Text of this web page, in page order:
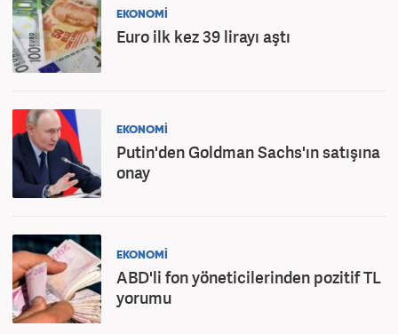
EKONOMİ
Euro ilk kez 39 lirayı aştı
EKONOMİ
Putin'den Goldman Sachs'ın satışına
onay
EKONOMİ
ABD'li fon yöneticilerinden pozitif TL
yorumu